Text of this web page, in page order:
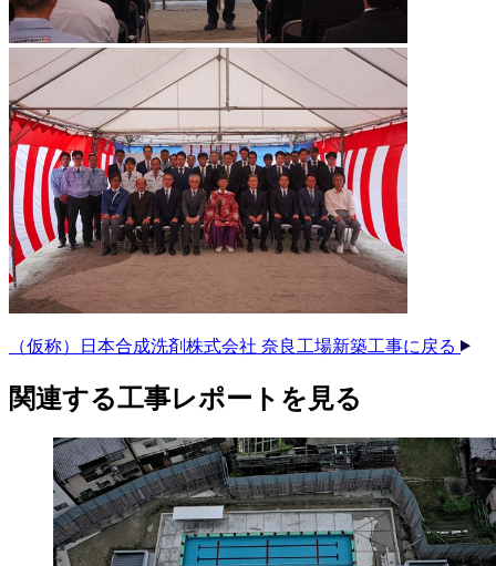
（仮称）日本合成洗剤株式会社 奈良工場新築工事に戻る
関連する​工事レポートを​見る​